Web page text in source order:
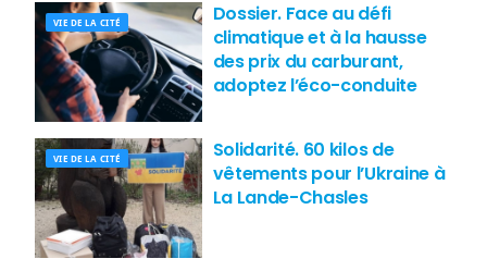
VIE DE LA CITÉ
Dossier. Face au défi
climatique et à la hausse
des prix du carburant,
adoptez l’éco-conduite
VIE DE LA CITÉ
Solidarité. 60 kilos de
vêtements pour l’Ukraine à
La Lande-Chasles